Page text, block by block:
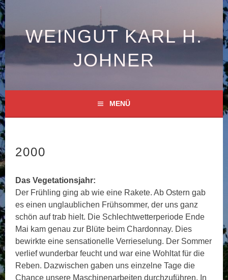
Springe
zum
Inhalt WEINGUT KARL H.
JOHNER
MENÜ
2000
Das Vegetationsjahr:
Der Frühling ging ab wie eine Rakete. Ab Ostern gab
es einen unglaublichen Frühsommer, der uns ganz
schön auf trab hielt. Die Schlechtwetterperiode Ende
Mai kam genau zur Blüte beim Chardonnay. Dies
bewirkte eine sensationelle Verrieselung. Der Sommer
verlief wunderbar feucht und war eine Wohltat für die
Reben. Dazwischen gaben uns einzelne Tage die
Chance unsere Maschinenarbeiten durchzuführen. In